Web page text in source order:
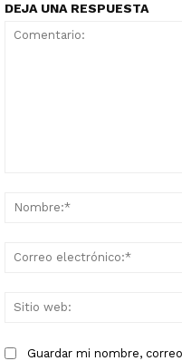
DEJA UNA RESPUESTA
Guardar mi nombre,